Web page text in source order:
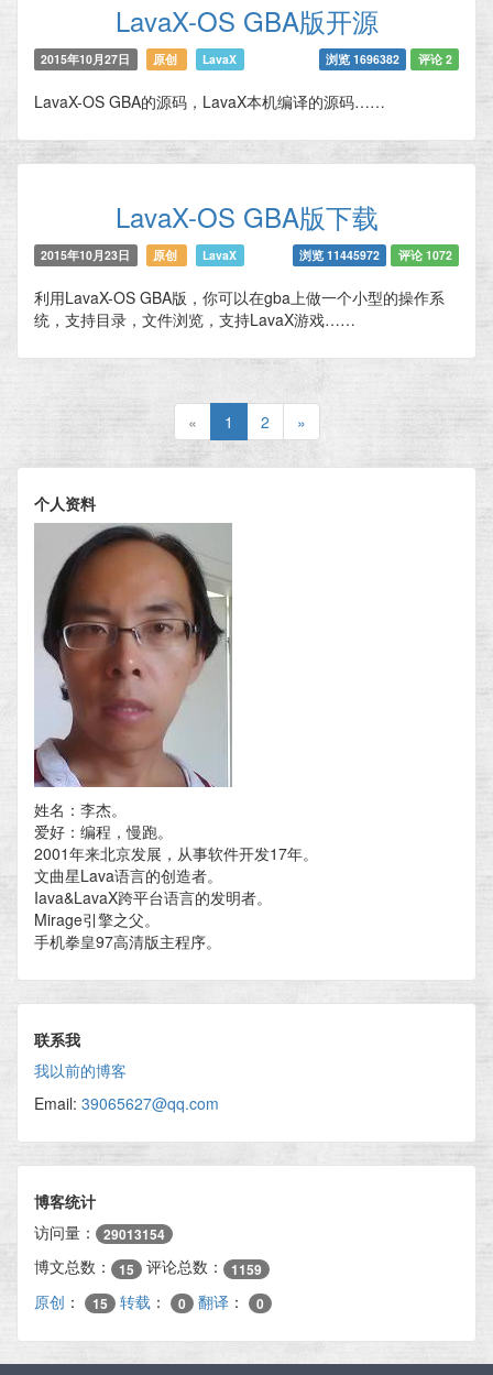
LavaX-OS GBA版开源
2015年10月27日 原创 LavaX 浏览 1696382 评论 2
LavaX-OS GBA的源码，LavaX本机编译的源码……
LavaX-OS GBA版下载
2015年10月23日 原创 LavaX 浏览 11445972 评论 1072
利用LavaX-OS GBA版，你可以在gba上做一个小型的操作系
统，支持目录，文件浏览，支持LavaX游戏……
« 1 2 »
个人资料
姓名：李杰。
爱好：编程，慢跑。
2001年来北京发展，从事软件开发17年。
文曲星Lava语言的创造者。
Iava&LavaX跨平台语言的发明者。
Mirage引擎之父。
手机拳皇97高清版主程序。
联系我
我以前的博客
Email: 39065627@qq.com
博客统计
访问量：
29013154
博文总数： 15 评论总数： 1159
原创 ： 15 转载 ： 0 翻译 ： 0